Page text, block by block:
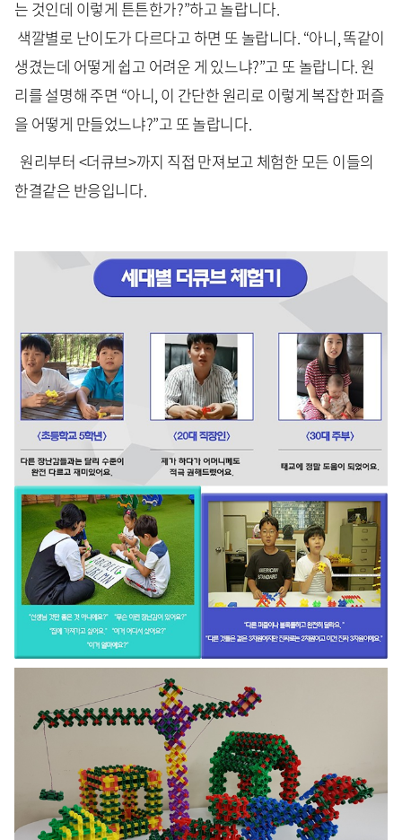
는 것인데 이렇게 튼튼한가?”하고 놀랍니다.
색깔별로 난이도가 다르다고 하면 또 놀랍니다. “아니, 똑같이
생겼는데 어떻게 쉽고 어려운 게 있느냐?”고 또 놀랍니다. 원
리를 설명해 주면 “아니, 이 간단한 원리로 이렇게 복잡한 퍼즐
을 어떻게 만들었느냐?”고 또 놀랍니다.
원리부터 <더큐브>까지 직접 만져보고 체험한 모든 이들의
한결같은 반응입니다.